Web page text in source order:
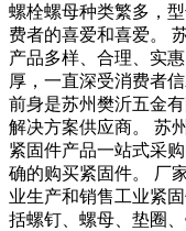
螺栓螺母种类繁多，
费者的喜爱和喜爱。
产品多样、合理、实
厚，一直深受消费者
前身是苏州樊沂五金
解决方案供应商。 苏
紧固件产品一站式采
确的购买紧固件。 厂
业生产和销售工业紧
括螺钉、螺母、垫圈